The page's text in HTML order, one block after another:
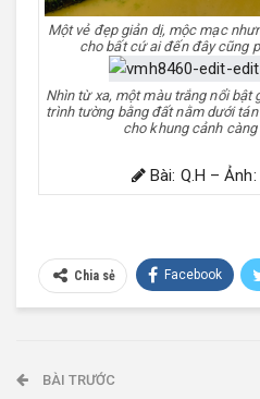
Một vẻ đẹp giản dị, mộc mạc
cho bất cứ ai đến đây cũng
Nhìn từ xa, một màu trắng nổi bật
trình tường bằng đất nằm dưới
cho khung cảnh
Bài: Q.H –
Chia sẻ Facebook
BÀI TRƯỚC